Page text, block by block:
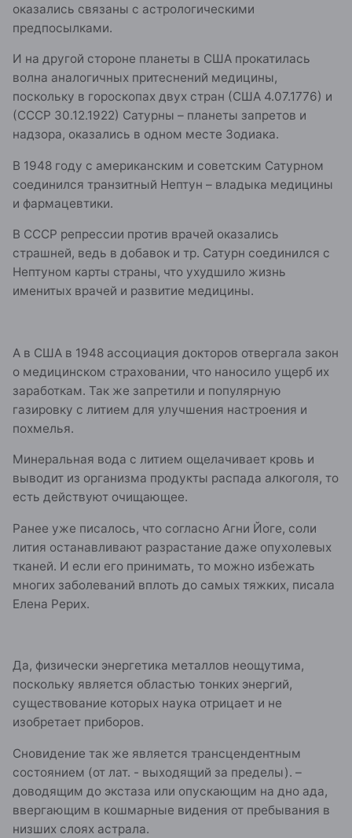
оказались связаны с астрологическими
предпосылками.
И на другой стороне планеты в США прокатилась
волна аналогичных притеснений медицины,
поскольку в гороскопах двух стран (США 4.07.1776) и
(СССР 30.12.1922) Сатурны – планеты запретов и
надзора, оказались в одном месте Зодиака.
В 1948 году с американским и советским Сатурном
соединился транзитный Нептун – владыка медицины
и фармацевтики.
В СССР репрессии против врачей оказались
страшней, ведь в добавок и тр. Сатурн соединился с
Нептуном карты страны, что ухудшило жизнь
именитых врачей и развитие медицины.
А в США в 1948 ассоциация докторов отвергала закон
о медицинском страховании, что наносило ущерб их
заработкам. Так же запретили и популярную
газировку с литием для улучшения настроения и
похмелья.
Минеральная вода с литием ощелачивает кровь и
выводит из организма продукты распада алкоголя, то
есть действуют очищающее.
Ранее уже писалось, что согласно Агни Йоге, соли
лития останавливают разрастание даже опухолевых
тканей. И если его принимать, то можно избежать
многих заболеваний вплоть до самых тяжких, писала
Елена Рерих.
Да, физически энергетика металлов неощутима,
поскольку является областью тонких энергий,
существование которых наука отрицает и не
изобретает приборов.
Сновидение так же является трансцендентным
состоянием (от лат. - выходящий за пределы). –
доводящим до экстаза или опускающим на дно ада,
ввергающим в кошмарные видения от пребывания в
низших слоях астрала.